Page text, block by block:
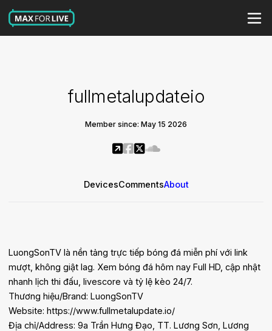
fullmetalupdateio
Member since: May 15 2026
DevicesCommentsAbout
LuongSonTV là nền tảng trực tiếp bóng đá miễn phí với link
mượt, không giật lag. Xem bóng đá hôm nay Full HD, cập nhật
nhanh lịch thi đấu, livescore và tỷ lệ kèo 24/7.
Thương hiệu/Brand: LuongSonTV
Website: https://www.fullmetalupdate.io/
Địa chỉ/Address: 9a Trần Hưng Đạo, TT. Lương Sơn, Lương